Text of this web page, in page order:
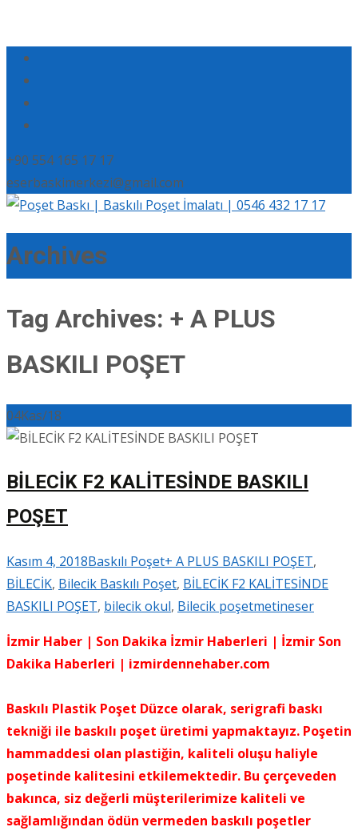
+90 554 165 17 17
eserbaskimerkezi@gmail.com
Archives
Tag Archives: + A PLUS
BASKILI POŞET
04Kas/18
BİLECİK F2 KALİTESİNDE BASKILI
POŞET
Kasım 4, 2018Baskılı Poşet+ A PLUS BASKILI POŞET,
BİLECİK, Bilecik Baskılı Poşet, BİLECİK F2 KALİTESİNDE
BASKILI POŞET, bilecik okul, Bilecik poşetmetineser
İzmir Haber | Son Dakika İzmir Haberleri | İzmir Son
Dakika Haberleri | izmirdennehaber.com
Baskılı Plastik Poşet Düzce olarak, serigrafi baskı
tekniği ile baskılı poşet üretimi yapmaktayız. Poşetin
hammaddesi olan plastiğin, kaliteli oluşu haliyle
poşetinde kalitesini etkilemektedir. Bu çerçeveden
bakınca, siz değerli müşterilerimize kaliteli ve
sağlamlığından ödün vermeden baskılı poşetler